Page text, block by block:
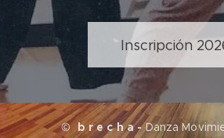
Inscripción
© b r e c h a -Danza